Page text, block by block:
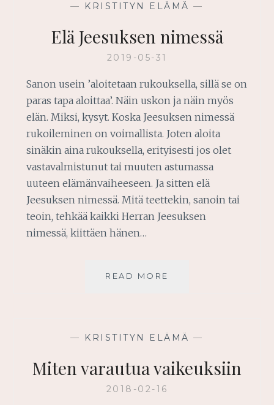
— KRISTITYN ELÄMÄ —
Elä Jeesuksen nimessä
2019-05-31
Sanon usein ’aloitetaan rukouksella, sillä se on
paras tapa aloittaa’. Näin uskon ja näin myös
elän. Miksi, kysyt. Koska Jeesuksen nimessä
rukoileminen on voimallista. Joten aloita
sinäkin aina rukouksella, erityisesti jos olet
vastavalmistunut tai muuten astumassa
uuteen elämänvaiheeseen. Ja sitten elä
Jeesuksen nimessä. Mitä teettekin, sanoin tai
teoin, tehkää kaikki Herran Jeesuksen
nimessä, kiittäen hänen…
READ MORE
— KRISTITYN ELÄMÄ —
Miten varautua vaikeuksiin
2018-02-16